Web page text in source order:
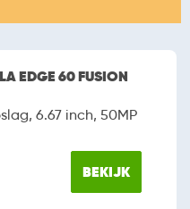
EDGE 60 FUSION
6.67 inch, 50MP
BEKIJK